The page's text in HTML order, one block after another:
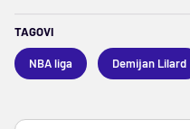
TAGOVI
NBA liga Demijan Lilard